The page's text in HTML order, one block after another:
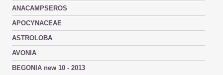
ANACAMPSEROS
APOCYNACEAE
ASTROLOBA
AVONIA
BEGONIA new 10 - 2013